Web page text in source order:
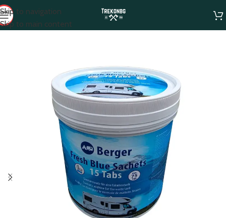
Skip to navigation
Skip to main content